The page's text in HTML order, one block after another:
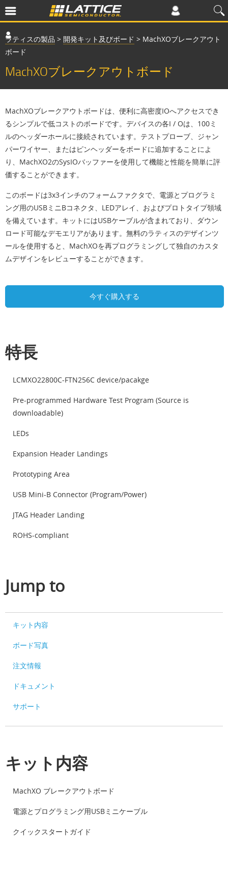
ラティスの製品 > 開発キット及びボード > MachXOブレークアウト
ボード
MachXOブレークアウトボード
MachXOブレークアウトボードは、便利に高密度IOへアクセスでき
るシンプルで低コストのボードです。デバイスの各I / Oは、100ミ
ルのヘッダーホールに接続されています。テストプローブ、ジャン
パーワイヤー、またはピンヘッダーをボードに追加することによ
り、MachXO2のSysIOバッファーを使用して機能と性能を簡単に評
価することができます。
このボードは3x3インチのフォームファクタで、電源とプログラミ
ング用のUSBミニBコネクタ、LEDアレイ、およびプロトタイプ領域
を備えています。キットにはUSBケーブルが含まれており、ダウン
ロード可能なデモエリアがあります。無料のラティスのデザインツ
ールを使用すると、MachXOを再プログラミングして独自のカスタ
ムデザインをレビューすることができます。
今すぐ購入する
特長
LCMXO22800C-FTN256C device/pacakge
Pre-programmed Hardware Test Program (Source is
downloadable)
LEDs
Expansion Header Landings
Prototyping Area
USB Mini-B Connector (Program/Power)
JTAG Header Landing
ROHS-compliant
Jump to
キット内容
ボード写真
注文情報
ドキュメント
サポート
キット内容
MachXO ブレークアウトボード
電源とプログラミング用USBミニケーブル
クイックスタートガイド